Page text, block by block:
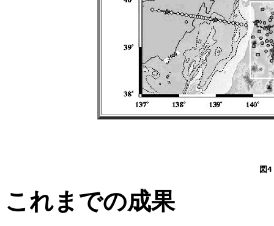
これまでの成果